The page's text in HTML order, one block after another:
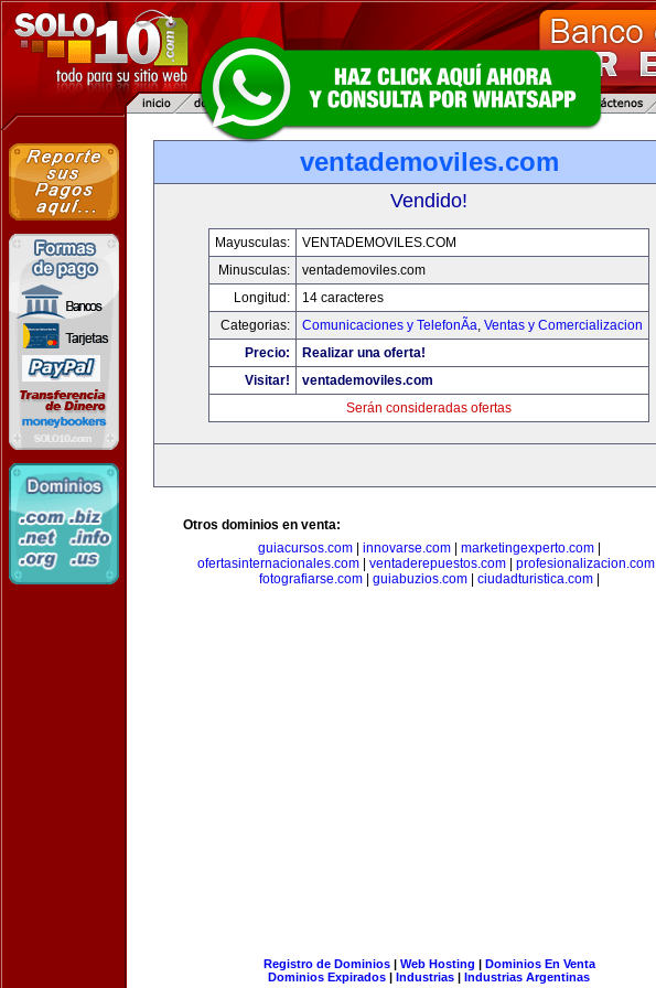
ventademoviles.com
Vendido!
Mayusculas:
VENTADEMOVILES.COM
Minusculas:
ventademoviles.com
Longitud:
14 caracteres
Categorias:
Comunicaciones y TelefonÃ­a, Ventas y Comercializacion
Precio:
Realizar una oferta!
Visitar!
ventademoviles.com
Serán consideradas ofertas
Otros dominios en venta:
guiacursos.com| innovarse.com| marketingexperto.com|
ofertasinternacionales.com| ventaderepuestos.com| profesionalizacion.com|
fotografiarse.com| guiabuzios.com| ciudadturistica.com|
Registro de Dominios| Web Hosting | Dominios En Venta
Dominios Expirados | Industrias | Industrias Argentinas